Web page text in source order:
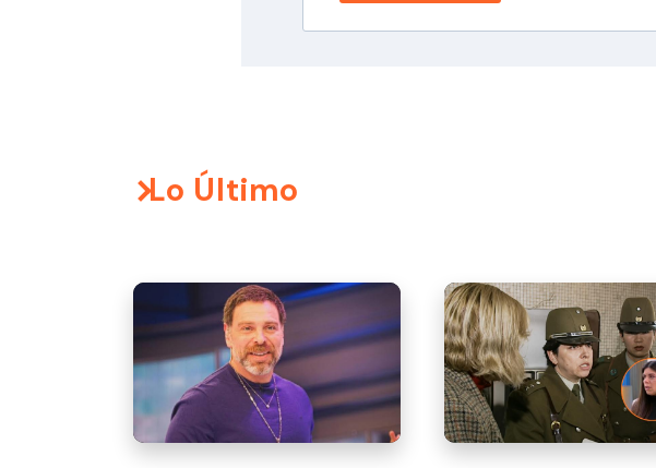
Lo Último
El lindo reencuentro